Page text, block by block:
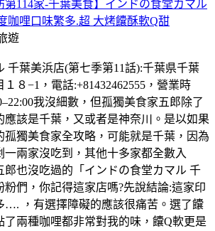
第114家-千葉美食】インドの食堂カマル
咖哩口味繁多.超 大烤饢酥軟Q甜
遊
千葉美浜店(第七季第11話):千葉県千葉
８−1，電話:+81432462555，營業時
我沒細數，但孤獨美食家五郎除了
應該是千葉，又或者是神奈川。是以如果
孤獨美食家全攻略，可能就是千葉，因為
一兩家沒吃到，其他十多家都全數入
郎也沒吃過的「インドの食堂カマル 千
們，你記得這家店嗎?先說結論:這家印
…. ，有選擇障礙的應該很痛苦。選了饢
了兩種咖哩都非常對我的味，饢Q軟更是